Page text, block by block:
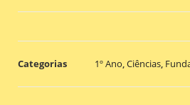
Categorias 1º Ano Ciências